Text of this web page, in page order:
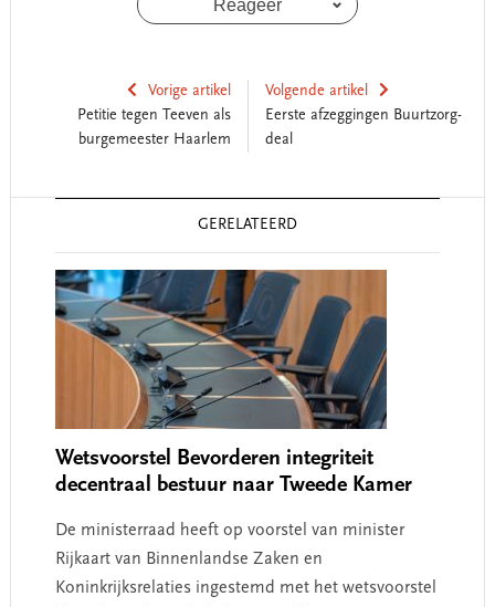
Reageer
Vorige artikel
Petitie tegen Teeven als
burgemeester Haarlem
Volgende artikel
Eerste afzeggingen Buurtzorg-
deal
GERELATEERD
Wetsvoorstel Bevorderen integriteit
decentraal bestuur naar Tweede Kamer
De ministerraad heeft op voorstel van minister
Rijkaart van Binnenlandse Zaken en
Koninkrijksrelaties ingestemd met het wetsvoorstel